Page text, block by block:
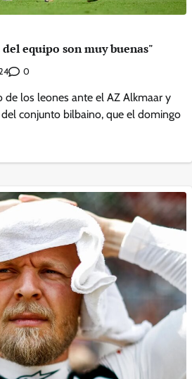
equipo son muy buenas"
0
de los leones ante el AZ Alkmaar y
conjunto bilbaino, que el domingo